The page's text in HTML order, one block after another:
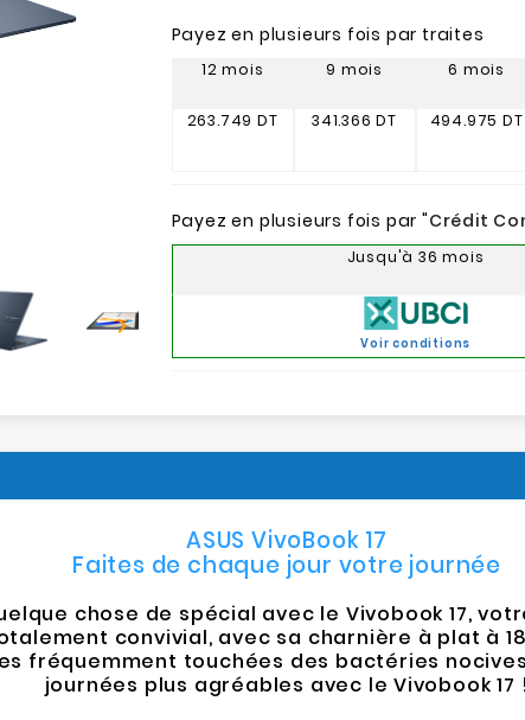

Payez en plusieurs fois par traites
12 mois
263.749 DT
9 mois
341.366 DT
6 mois
494.975 DT
Payez en plusieurs fois par "Crédit
Jusqu'à 36 mois
Voir conditions
ASUS VivoBook 17
Faites de chaque jour votre journée
chose de spécial avec le Vivobook 17,
convivial, avec sa charnière à plat à
fréquemment touchées des bactéries
journées plus agréables avec le Vivobook 17 !